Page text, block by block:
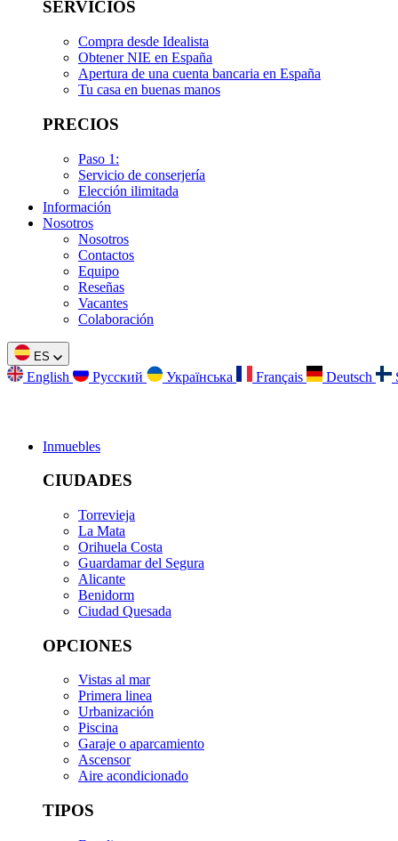
SERVICIOS
Compra desde Idealista
Obtener NIE en España
Apertura de una cuenta bancaria en España
Tu casa en buenas manos
PRECIOS
Paso 1:
Servicio de conserjería
Elección ilimitada
Información
Nosotros
Nosotros
Contactos
Equipo
Reseñas
Vacantes
Colaboración
ES
English Русский Українська Français Deutsch
Inmuebles
CIUDADES
Torrevieja
La Mata
Orihuela Costa
Guardamar del Segura
Alicante
Benidorm
Ciudad Quesada
OPCIONES
Vistas al mar
Primera linea
Urbanización
Piscina
Garaje o aparcamiento
Ascensor
Aire acondicionado
TIPOS